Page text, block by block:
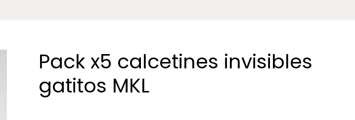
Pack x5 calcetines invisibles
gatitos MKL